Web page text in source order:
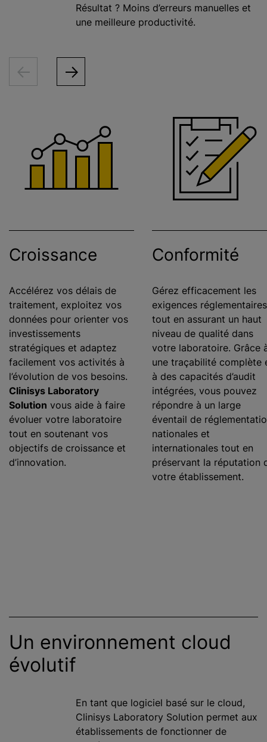
Résultat ? Moins d’erreurs manuelles et
une meilleure productivité.
Croissance
Accélérez vos délais de
traitement, exploitez vos
données pour orienter vos
investissements
stratégiques et adaptez
facilement vos activités à
l’évolution de vos besoins.
Clinisys Laboratory
Solution vous aide à faire
évoluer votre laboratoire
tout en soutenant vos
objectifs de croissance et
d’innovation.
Conformité
Gérez efficacement les
exigences réglementaires
tout en assurant un haut
niveau de qualité dans
votre laboratoire. Grâce
une traçabilité complète
à des capacités d’audit
intégrées, vous pouvez
répondre à un large
éventail de
nationales et
internationales tout en
préservant la réputation
votre établissement.
Un environnement cloud
évolutif
En tant que logiciel basé sur le cloud,
Clinisys Laboratory Solution permet aux
établissements de fonctionner de